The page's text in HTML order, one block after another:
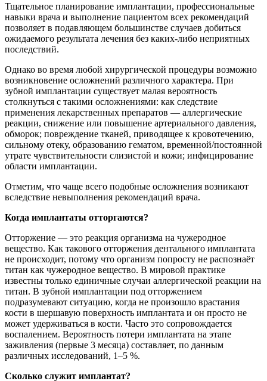
Тщательное планирование имплантации, профессиональные
навыки врача и выполнение пациентом всех рекомендаций
позволяет в подавляющем большинстве случаев добиться
ожидаемого результата лечения без каких-либо неприятных
последствий.
Однако во время любой хирургической процедуры возможно
возникновение осложнений различного характера. При
зубной имплантации существует малая вероятность
столкнуться с такими осложнениями: как следствие
применения лекарственных препаратов — аллергические
реакции, снижение или повышение артериального давления,
обморок; повреждение тканей, приводящее к кровотечению,
сильному отеку, образованию гематом, временной/постоянной
утрате чувствительности слизистой и кожи; инфицирование
области имплантации.
Отметим, что чаще всего подобные осложнения возникают
вследствие невыполнения рекомендаций врача.
Когда имплантаты отторгаются?
Отторжение — это реакция организма на чужеродное
вещество. Как такового отторжения дентального имплантата
не происходит, потому что организм попросту не распознаёт
титан как чужеродное вещество. В мировой практике
известны только единичные случаи аллергической реакции на
титан. В зубной имплантации под отторжением
подразумевают ситуацию, когда не произошло врастания
кости в шершавую поверхность имплантата и он просто не
может удерживаться в кости. Часто это сопровождается
воспалением. Вероятность потери имплантата на этапе
заживления (первые 3 месяца) составляет, по данным
различных исследований, 1–5 %.
Сколько служит имплантат?